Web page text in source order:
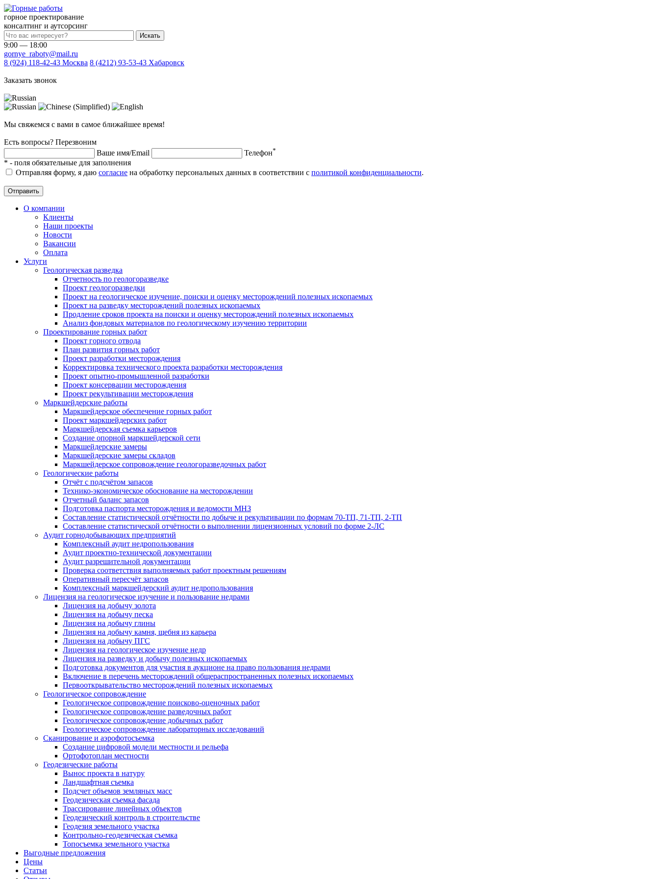
горное проектирование
консалтинг и аутсорсинг
Искать
9:00 — 18:00
gornye_raboty@mail.ru
8 (924) 118-42-43 Москва 8 (4212) 93-53-43 Хабаровск
Заказать звонок
Мы свяжемся с вами в самое ближайшее время!
Есть вопросы? Перезвоним
Ваше имя/Email
Телефон*
* - поля обязательные для заполнения
Отправляя форму, я даю согласие на обработку персональных данных в соответствии с политикой конфиденциальности.
Отправить
О компании
Клиенты
Наши проекты
Новости
Вакансии
Оплата
Услуги
Геологическая разведка
Отчетность по геологоразведке
Проект геологоразведки
Проект на геологическое изучение, поиски и оценку месторождений полезных ископаемых
Проект на разведку месторождений полезных ископаемых
Продление сроков проекта на поиски и оценку месторождений полезных ископаемых
Анализ фондовых материалов по геологическому изучению территории
Проектирование горных работ
Проект горного отвода
План развития горных работ
Проект разработки месторождения
Корректировка технического проекта разработки месторождения
Проект опытно-промышленной разработки
Проект консервации месторождения
Проект рекультивации месторождения
Маркшейдерские работы
Маркшейдерское обеспечение горных работ
Проект маркшейдерских работ
Маркшейдерская съемка карьеров
Создание опорной маркшейдерской сети
Маркшейдерские замеры
Маркшейдерские замеры складов
Маркшейдерское сопровождение геологоразведочных работ
Геологические работы
Отчёт с подсчётом запасов
Технико-экономическое обоснование на месторождении
Отчетный баланс запасов
Подготовка паспорта месторождения и ведомости МНЗ
Составление статистической отчётности по добыче и рекультивации по формам 70-ТП, 71-ТП, 2-ТП
Составление статистической отчётности о выполнении лицензионных условий по форме 2-ЛС
Аудит горнодобывающих предприятий
Комплексный аудит недропользования
Аудит проектно-технической документации
Аудит разрешительной документации
Проверка соответствия выполняемых работ проектным решениям
Оперативный пересчёт запасов
Комплексный маркшейдерский аудит недропользования
Лицензия на геологическое изучение и пользование недрами
Лицензия на добычу золота
Лицензия на добычу песка
Лицензия на добычу глины
Лицензия на добычу камня, щебня из карьера
Лицензия на добычу ПГС
Лицензия на геологическое изучение недр
Лицензия на разведку и добычу полезных ископаемых
Подготовка документов для участия в аукционе на право пользования недрами
Включение в перечень месторождений общераспространенных полезных ископаемых
Первооткрывательство месторождений полезных ископаемых
Геологическое сопровождение
Геологическое сопровождение поисково-оценочных работ
Геологическое сопровождение разведочных работ
Геологическое сопровождение добычных работ
Геологическое сопровождение лабораторных исследований
Сканирование и аэрофотосъемка
Создание цифровой модели местности и рельефа
Ортофотоплан местности
Геодезические работы
Вынос проекта в натуру
Ландшафтная съемка
Подсчет объемов земляных масс
Геодезическая съемка фасада
Трассирование линейных объектов
Геодезический контроль в строительстве
Геодезия земельного участка
Контрольно-геодезическая съемка
Топосъемка земельного участка
Выгодные предложения
Цены
Статьи